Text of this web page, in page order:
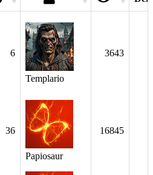
6
Templario
3643
36
Papiosaur
16845